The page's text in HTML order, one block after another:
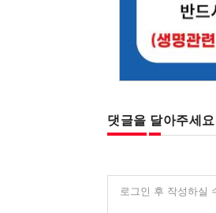
댓글을 달아주세요
로그인 후 작성하실